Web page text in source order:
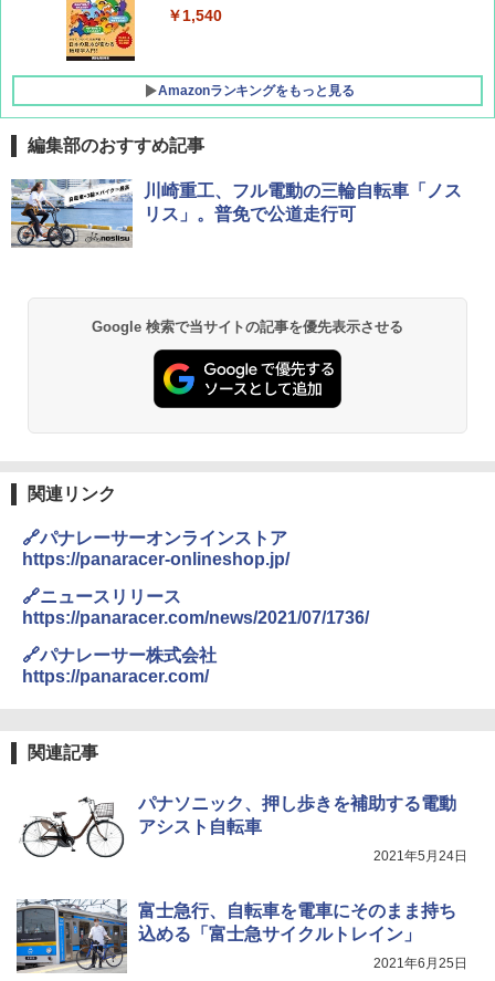
￥1,500
￥1,540
Amazonランキングをもっと見る
[キャンパーズコレクション 山善] ポップアッ
プテント 傘みたいに広げて畳める パッとサ
ッとサンシェード キューブ フルクローズ メ
￥6,832
PYKES PEAK (パイクスピーク) 着替えテン
ト プライバシー テント 【中が透けない】 1
人用 折りたたみ 防災グッズ 災害用トイレ ビ
易 トイレテント (ブラック)
ENDLESS BASE 《めざましテレビで紹介》
テント ワンタッチ RENEW 幅200 2-3人用 43
￥5,499
[キャンパーズコレクション 山善] 傘みたいに
￥8,991
Coleman(コールマン) ツーリングドーム/LD
収納 コンパクト 簡単設営 カンガルーテント
ソロキャンプ ソロテント
BUNDOK(バンドック)ソロ ドーム 1 EX BDK
-08EX カーキ ソロキャンプ ポリエステル フ
レーム テント
GRANDOOR ステンレス保冷剤 2個セット 2
コンパクト 保冷力長持ち
付き ヒグマ・イノシシ対策 自治体・教育機
関の購入実績 登山・キャンプ・アウトドア・
送
￥6,459
ポインターライト 強力 小型 緑色/赤色/青紫色
可能 安全ロック付き 高安全性 金属製耐久 コ
ンパクト多機能設計 持ち運び便利 アウトド
ア/オフィス/教育現場/展示会用 緑
編集部のおすすめ記事
川崎重工、フル電動の三輪自転車「ノス
リス」。普免で公道走行可
Google 検索で当サイトの記事を優先表示させる
関連リンク
🔗パナレーサーオンラインストア
https://panaracer-onlineshop.jp/
🔗ニュースリリース
https://panaracer.com/news/2021/07/1736/
🔗パナレーサー株式会社
https://panaracer.com/
関連記事
パナソニック、押し歩きを補助する電動
アシスト自転車
2021年5月24日
富士急行、自転車を電車にそのまま持ち
込める「富士急サイクルトレイン」
2021年6月25日